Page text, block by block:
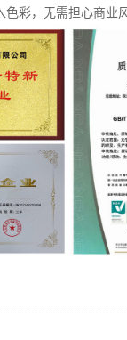
彩，无需担心商业